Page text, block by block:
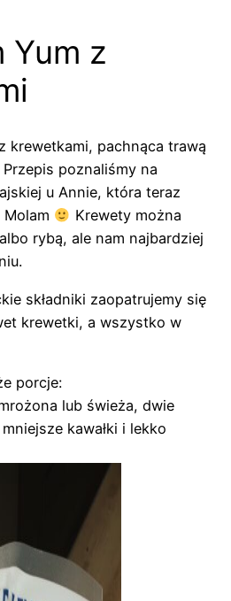
Yum z
krewetkami, pachnąca trawą
poznaliśmy na
u Annie, która teraz
Krewety można
rybą, ale nam najbardziej
składniki zaopatrujemy się
krewetki, a wszystko w
porcje:
lub świeża, dwie
kawałki i lekko